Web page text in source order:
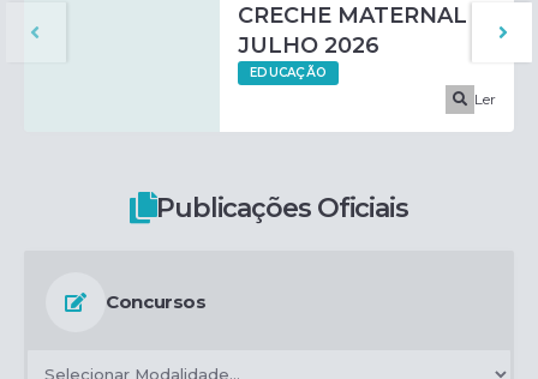
CRECHE MATERNAL I
JULHO 2026
EDUCAÇÃO
Ler
Publicações Oficiais
Concursos